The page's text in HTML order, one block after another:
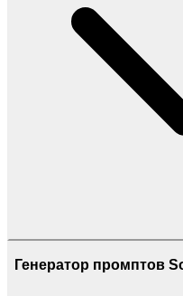
Генератор промптов